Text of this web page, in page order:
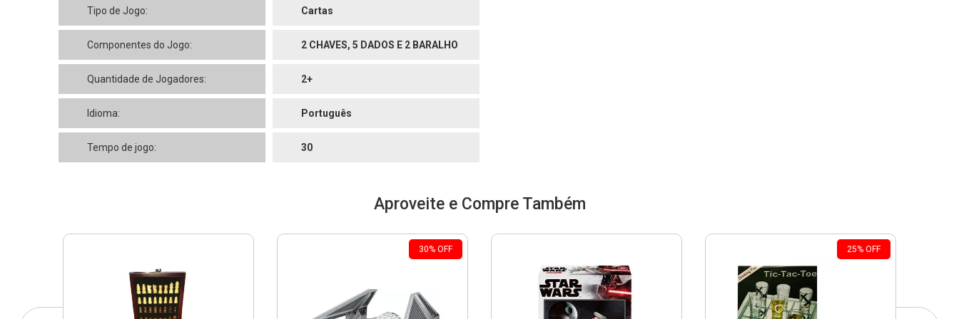
Tipo de Jogo: Cartas
Componentes do Jogo: 2 CHAVES, 5 DADOS E 2 BARALHO
Quantidade de Jogadores: 2+
Idioma: Português
Tempo de jogo: 30
Aproveite e Compre Também
30% OFF 25% OFF